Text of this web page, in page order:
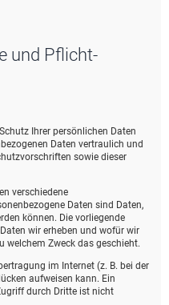
und Pflicht­
Ihrer persönlichen Daten
Daten vertraulich und
sowie dieser
verschiedene
Daten sind Daten,
können. Die vorliegende
wir erheben und wofür wir
welchem Zweck das geschieht.
im Internet (z. B. bei der
aufweisen kann. Ein
durch Dritte ist nicht